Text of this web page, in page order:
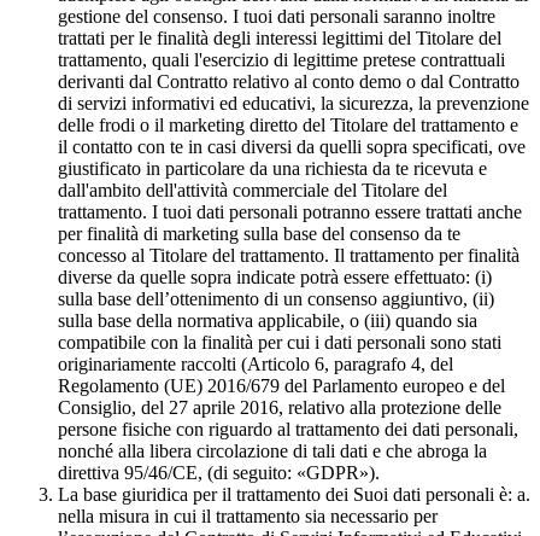
gestione del consenso. I tuoi dati personali saranno inoltre
trattati per le finalità degli interessi legittimi del Titolare del
trattamento, quali l'esercizio di legittime pretese contrattuali
derivanti dal Contratto relativo al conto demo o dal Contratto
di servizi informativi ed educativi, la sicurezza, la prevenzione
delle frodi o il marketing diretto del Titolare del trattamento e
il contatto con te in casi diversi da quelli sopra specificati, ove
giustificato in particolare da una richiesta da te ricevuta e
dall'ambito dell'attività commerciale del Titolare del
trattamento. I tuoi dati personali potranno essere trattati anche
per finalità di marketing sulla base del consenso da te
concesso al Titolare del trattamento. Il trattamento per finalità
diverse da quelle sopra indicate potrà essere effettuato: (i)
sulla base dell’ottenimento di un consenso aggiuntivo, (ii)
sulla base della normativa applicabile, o (iii) quando sia
compatibile con la finalità per cui i dati personali sono stati
originariamente raccolti (Articolo 6, paragrafo 4, del
Regolamento (UE) 2016/679 del Parlamento europeo e del
Consiglio, del 27 aprile 2016, relativo alla protezione delle
persone fisiche con riguardo al trattamento dei dati personali,
nonché alla libera circolazione di tali dati e che abroga la
direttiva 95/46/CE, (di seguito: «GDPR»).
La base giuridica per il trattamento dei Suoi dati personali è: a.
nella misura in cui il trattamento sia necessario per